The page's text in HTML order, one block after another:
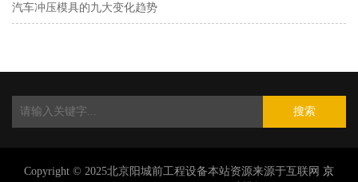
汽车冲压模具的九大变化趋势
搜索
Copyright © 2025北京阳城前工程设备本站资源来源于互联网 京